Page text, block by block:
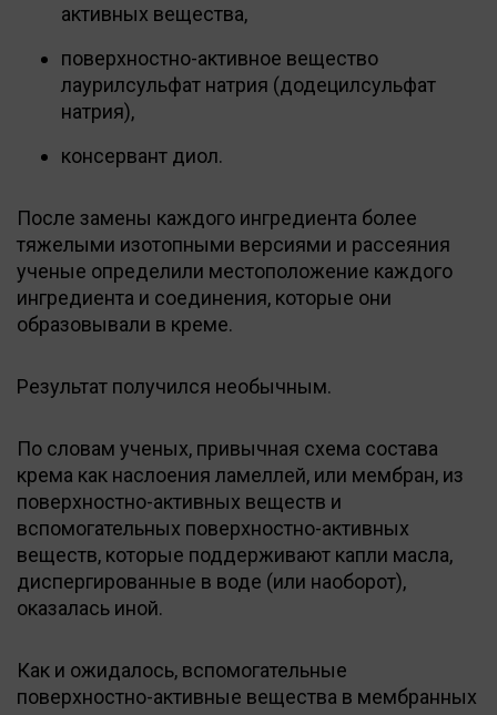
активных вещества,
поверхностно-активное вещество
лаурилсульфат натрия (додецилсульфат
натрия),
консервант диол.
После замены каждого ингредиента более
тяжелыми изотопными версиями и рассеяния
ученые определили местоположение каждого
ингредиента и соединения, которые они
образовывали в креме.
Результат получился необычным.
По словам ученых, привычная схема состава
крема как наслоения ламеллей, или мембран, из
поверхностно-активных веществ и
вспомогательных поверхностно-активных
веществ, которые поддерживают капли масла,
диспергированные в воде (или наоборот),
оказалась иной.
Как и ожидалось, вспомогательные
поверхностно-активные вещества в мембранных